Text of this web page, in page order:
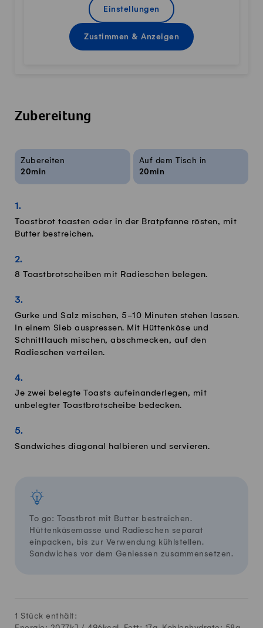
Einstellungen
Zustimmen & Anzeigen
Zubereitung
Rezeptinfos
Zubereiten
20min
Auf dem Tisch in
20min
Toastbrot toasten oder in der Bratpfanne rösten, mit
Butter bestreichen.
8 Toastbrotscheiben mit Radieschen belegen.
Gurke und Salz mischen, 5-10 Minuten stehen lassen.
In einem Sieb auspressen. Mit Hüttenkäse und
Schnittlauch mischen, abschmecken, auf den
Radieschen verteilen.
Je zwei belegte Toasts aufeinanderlegen, mit
unbelegter Toastbrotscheibe bedecken.
Sandwiches diagonal halbieren und servieren.
To go: Toastbrot mit Butter bestreichen.
Hüttenkäsemasse und Radieschen separat
einpacken, bis zur Verwendung kühlstellen.
Sandwiches vor dem Geniessen zusammensetzen.
1 Stück enthält: